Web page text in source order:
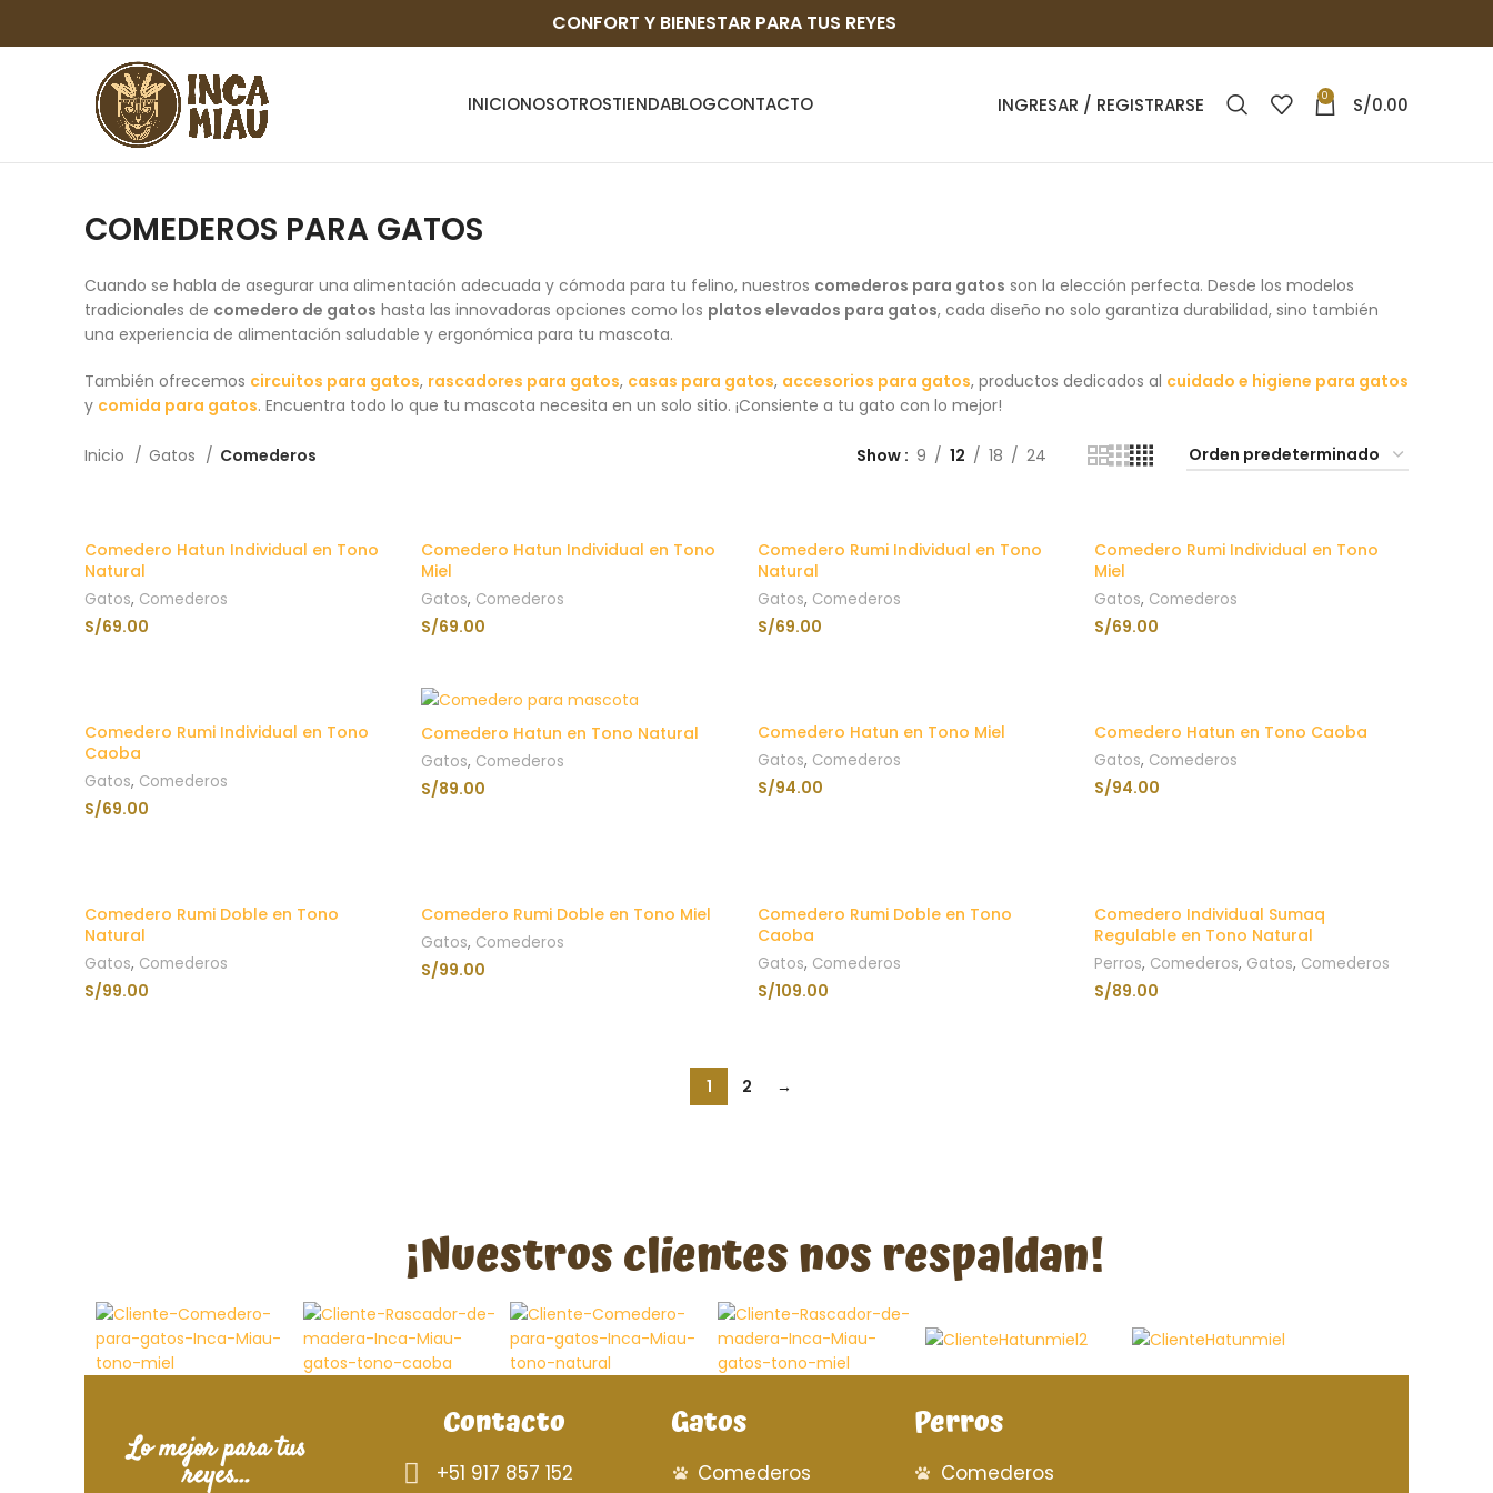
CONFORT Y BIENESTAR PARA TUS REYES
INICIONOSOTROSTIENDABLOGCONTACTO INGRESAR / REGISTRARSE 0 S/0.00
COMEDEROS PARA GATOS
Cuando se habla de asegurar una alimentación adecuada y cómoda para tu felino, nuestros comederos para gatos son la elección perfecta. Desde los modelos
tradicionales de comedero de gatos hasta las innovadoras opciones como los platos elevados para gatos, cada diseño no solo garantiza durabilidad, sino también
una experiencia de alimentación saludable y ergonómica para tu mascota.
También ofrecemos circuitos para gatos, rascadores para gatos, casas para gatos, accesorios para gatos, productos dedicados al cuidado e higiene para gatos
y comida para gatos. Encuentra todo lo que tu mascota necesita en un solo sitio. ¡Consiente a tu gato con lo mejor!
Inicio Gatos Comederos Show 9 12 18 24
Comedero Hatun Individual en Tono
Natural
Gatos, Comederos
S/69.00
Comedero Hatun Individual en Tono
Miel
Gatos, Comederos
S/69.00
Comedero Rumi Individual en Tono
Natural
Gatos, Comederos
S/69.00
Comedero Rumi Individual en Tono
Miel
Gatos, Comederos
S/69.00
Comedero Rumi Individual en Tono
Caoba
Gatos, Comederos
S/69.00
Comedero Hatun en Tono Natural
Gatos, Comederos
S/89.00
Comedero Hatun en Tono Miel
Gatos, Comederos
S/94.00
Comedero Hatun en Tono Caoba
Gatos, Comederos
S/94.00
Comedero Rumi Doble en Tono
Natural
Gatos, Comederos
S/99.00
Comedero Rumi Doble en Tono Miel
Gatos, Comederos
S/99.00
Comedero Rumi Doble en Tono
Caoba
Gatos, Comederos
S/109.00
Comedero Individual Sumaq
Regulable en Tono Natural
Perros, Comederos, Gatos, Comederos
S/89.00
1 2 →
¡Nuestros clientes nos respaldan!
Lo mejor para tus
reyes...
Contacto
+51 917 857 152
Gatos
Comederos
Perros
Comederos